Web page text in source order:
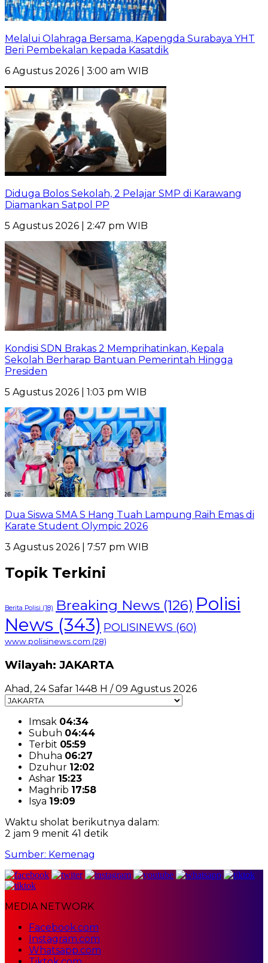
Melalui Olahraga Bersama, Kapengda Surabaya YHT
Beri Pembekalan kepada Kasatdik
6 Agustus 2026 | 3:00 am WIB
Diduga Bolos Sekolah, 2 Pelajar SMP di Karawang
Diamankan Satpol PP
5 Agustus 2026 | 2:47 pm WIB
Kondisi SDN Brakas 2 Memprihatinkan, Kepala
Sekolah Berharap Bantuan Pemerintah Hingga
Presiden
5 Agustus 2026 | 1:03 pm WIB
Dua Siswa SMA S Hang Tuah Lampung Raih Emas di
Karate Student Olympic 2026
3 Agustus 2026 | 7:57 pm WIB
Topik Terkini
Berita Polisi (18) Breaking News (126) Polisi
News (343) POLISINEWS (60)
www.polisinews.com (28)
Wilayah: JAKARTA
Ahad, 24 Safar 1448 H / 09 Agustus 2026
Imsak 04:34
Subuh 04:44
Terbit 05:59
Dhuha 06:27
Dzuhur 12:02
Ashar 15:23
Maghrib 17:58
Isya 19:09
Waktu sholat berikutnya dalam:
2 jam 9 menit 41 detik
Sumber: Kemenag
MEDIA NETWORK
Facebook.com
Instagram.com
Whatsapp.com